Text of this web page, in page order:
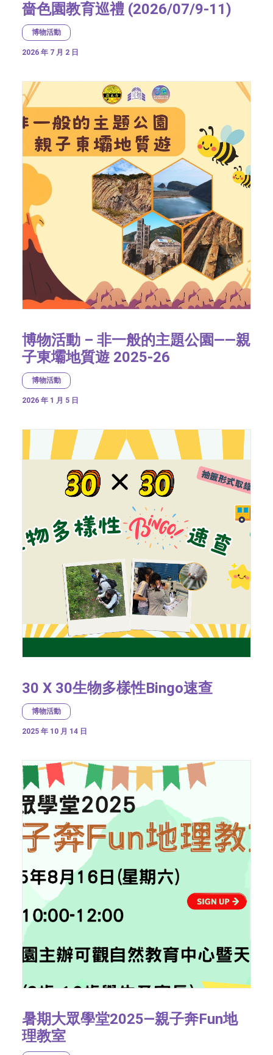
嗇色園教育巡禮 (2026/07/9-11)
博物活動
2026 年 7 月 2 日
博物活動 – 非一般的主題公園——親
子東壩地質遊 2025-26
博物活動
2026 年 1 月 5 日
30 X 30生物多樣性Bingo速查
博物活動
2025 年 10 月 14 日
暑期大眾學堂2025—親子奔Fun地
理教室